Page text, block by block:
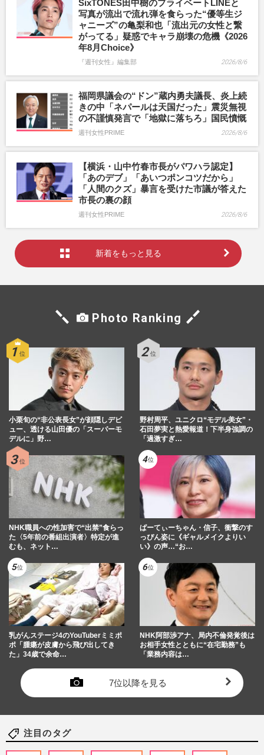
SixTONES田中樹のプライベートLINEと
写真が流出で流れ弾を食らった“優等生ジ
ャニーズ”の亀梨和也「流出元の女性と繋
がってる」疑惑でキャラ崩壊の危機《2026
年8月Choice》
『週刊女性』編集部 2026/8/6
福岡県議会の“ドン”蔵内勇夫議長、炎上続
きの中「ネパールは天国だった」震災無視
の不謹慎発言で「地獄に落ちろ」国民憤慨
週刊女性PRIME 2026/8/6
【横浜・山中竹春市長がパワハラ認定】
「あのデブ」「あいつポンコツだから」
「人間のクズ」暴言を受けた市議が答えた
市長の裏の顔
週刊女性PRIME 2026/8/6
新着をもっと見る
Photo Ranking
小栗旬の“非公表長女”が顔隠しデビ
ュー、透ける山田優の「スーパーモ
デルに」野…
野村周平、ユニクロ“モデル美女”・
石田夢実と熱愛報道！下半身強調の
「過激すぎ…
NHK職員への性加害で“出禁”食らっ
た〈5年前の番組出演者〉特定が進
むも、ネット…
ぱーてぃーちゃん・信子、衝撃のす
っぴん姿に《ギャルメイクよりい
い》の声…“お…
乳がんステージ4のYouTuberミミポ
ポ「腫瘍が皮膚から飛び出してき
た」34歳で余命…
NHK阿部渉アナ、局内不倫発覚後は
お相手女性とともに“在宅勤務”も
「業務内容は…
7位以降を見る
注目のタグ